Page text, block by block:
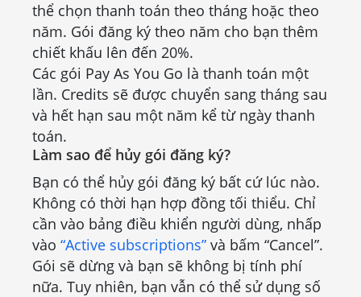
thể chọn thanh toán theo tháng hoặc theo
năm. Gói đăng ký theo năm cho bạn thêm
chiết khấu lên đến 20%.
Các gói Pay As You Go là thanh toán một
lần. Credits sẽ được chuyển sang tháng sau
và hết hạn sau một năm kể từ ngày thanh
toán.
Làm sao để hủy gói đăng ký?
Bạn có thể hủy gói đăng ký bất cứ lúc nào.
Không có thời hạn hợp đồng tối thiểu. Chỉ
cần vào bảng điều khiển người dùng, nhấp
vào “Active subscriptions” và bấm “Cancel”.
Gói sẽ dừng và bạn sẽ không bị tính phí
nữa. Tuy nhiên, bạn vẫn có thể sử dụng số